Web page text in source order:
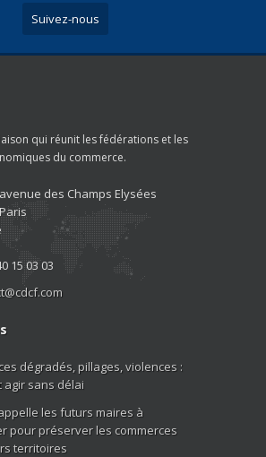
Suivez-nous
qui réunit les fédérations et les
du commerce.
des Champs Elysées
15 03 03
dégradés, pillages, violences :
agir sans délai
appelle les futurs maires à
pour préserver les commerces
territoires